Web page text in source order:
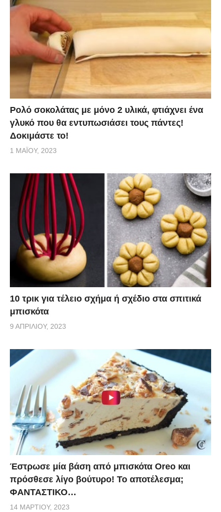
Ρολό σοκολάτας με μόνο 2 υλικά, φτιάχνει ένα
γλυκό που θα εντυπωσιάσει τους πάντες!
Δοκιμάστε το!
1 ΜΑΪ́ΟΥ, 2023
10 τρικ για τέλειο σχήμα ή σχέδιο στα σπιτικά
μπισκότα
9 ΑΠΡΙΛΊΟΥ, 2023
Έστρωσε μία βάση από μπισκότα Oreo και
πρόσθεσε λίγο βούτυρο! Το αποτέλεσμα;
ΦΑΝΤΑΣΤΙΚΟ…
14 ΜΑΡΤΊΟΥ, 2023